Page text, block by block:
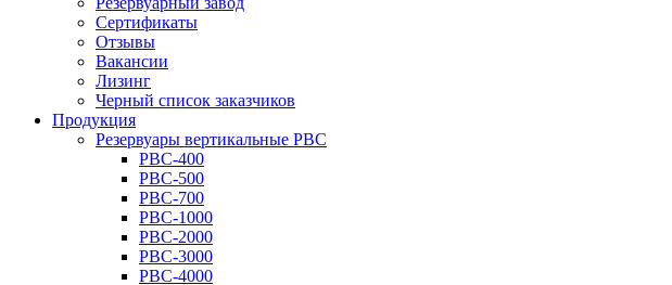
Сертификаты
Отзывы
Вакансии
Лизинг
Черный список заказчиков
Продукция
Резервуары вертикальные РВС
РВС-400
РВС-500
РВС-700
РВС-1000
РВС-2000
РВС-3000
РВС-4000